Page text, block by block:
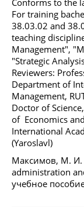
For training
38.03.02 and
teaching
Management",
"Strategic
Reviewers:
Department of
Management,
Doctor of
of Economics
International
(Yaroslavl)
Максимов, М. И.
administration
учебное